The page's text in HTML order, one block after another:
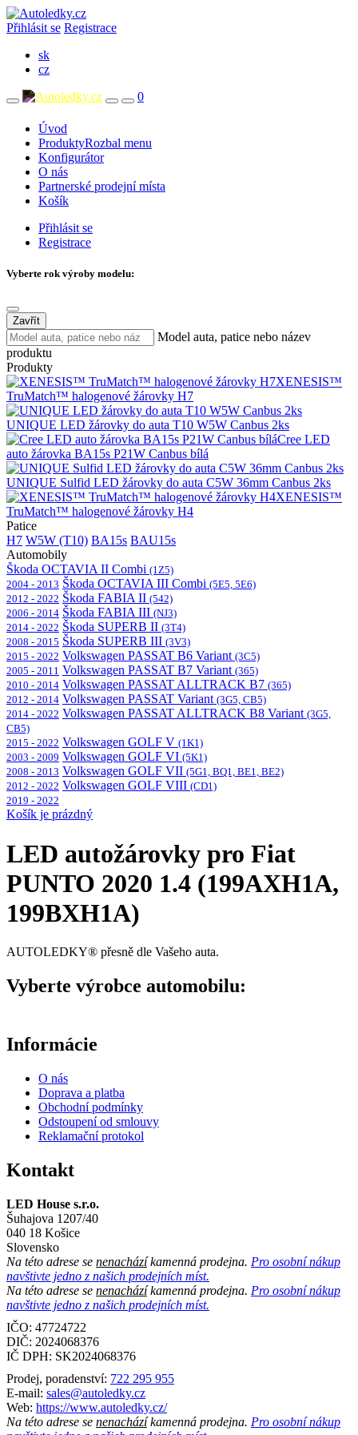
Přihlásit se Registrace
sk
cz
0
Úvod
ProduktyRozbal menu
Konfigurátor
O nás
Partnerské prodejní místa
Košík
Přihlásit se
Registrace
Vyberte rok výroby modelu:
Zavřít
Model auta, patice nebo název
produktu
Produkty
XENESIS™
TruMatch™ halogenové žárovky H7
UNIQUE LED žárovky do auta T10 W5W Canbus 2ks
Cree LED
auto žárovka BA15s P21W Canbus bílá
UNIQUE Sulfid LED žárovky do auta C5W 36mm Canbus 2ks
XENESIS™
TruMatch™ halogenové žárovky H4
Patice
H7 W5W (T10) BA15s BAU15s
Automobily
Škoda OCTAVIA II Combi (1Z5)
2004 - 2013 Škoda OCTAVIA III Combi (5E5, 5E6)
2012 - 2022 Škoda FABIA II (542)
2006 - 2014 Škoda FABIA III (NJ3)
2014 - 2022 Škoda SUPERB II (3T4)
2008 - 2015 Škoda SUPERB III (3V3)
2015 - 2022 Volkswagen PASSAT B6 Variant (3C5)
2005 - 2011 Volkswagen PASSAT B7 Variant (365)
2010 - 2014 Volkswagen PASSAT ALLTRACK B7 (365)
2012 - 2014 Volkswagen PASSAT Variant (3G5, CB5)
2014 - 2022 Volkswagen PASSAT ALLTRACK B8 Variant (3G5,
CB5)
2015 - 2022 Volkswagen GOLF V (1K1)
2003 - 2009 Volkswagen GOLF VI (5K1)
2008 - 2013 Volkswagen GOLF VII (5G1, BQ1, BE1, BE2)
2012 - 2022 Volkswagen GOLF VIII (CD1)
2019 - 2022
Košík je prázdný
LED autožárovky pro Fiat
PUNTO 2020 1.4 (199AXH1A,
199BXH1A)
AUTOLEDKY® přesně dle Vašeho auta.
Vyberte výrobce automobilu:
Informácie
O nás
Doprava a platba
Obchodní podmínky
Odstoupení od smlouvy
Reklamační protokol
Kontakt
LED House s.r.o.
Šuhajova 1207/40
040 18 Košice
Slovensko
Na této adrese se nenacházíkamenná prodejna. Pro osobní nákup
navštivte jedno z našich prodejních míst.
Na této adrese se nenacházíkamenná prodejna. Pro osobní nákup
navštivte jedno z našich prodejních míst.
IČO: 47724722
DIČ: 2024068376
IČ DPH: SK2024068376
Prodej, poradenství: 722 295 955
E-mail: sales@autoledky.cz
Web: https://www.autoledky.cz/
Na této adrese se nenacházíkamenná prodejna. Pro osobní nákup